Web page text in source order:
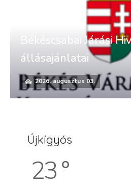
Békéscsabai Járási
állásajánlatai
2026. augusztus 03.
Újkígyós
23 °